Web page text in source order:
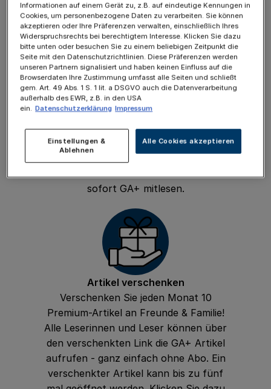
Mitlese-Funktion
Teilen Sie Ihr GA+ Leserecht mit einer
weiteren Person – so machen Sie einer
weiteren Person eine Freude. Einfach
die gewünschte E-Mail Adresse
hinterlegen und die Person erhält
sofortigen GA+ Lesezugriff. Gehen Sie
dazu einfach in den Bereich „Family &
Friends“ in Ihrem Nutzer-Konto. Tragen
Sie die E-Mail-Adresse der Person ein,
Person erhält eine E-Mail und kann
sofort GA+ mitlesen.
Artikel verschenken
Verschenken Sie jeden Monat 10
Premium-Artikel an Freunde & Familie!
Alle Leserinnen und Leser können über
den verschenkten Link die GA+ Artikel
aufrufen - ganz einfach ohne Abo. Ein
verschenkter Artikel kann bis zu fünf
Informationen auf einem Gerät zu, z.B. auf eindeutige Kennungen in
Cookies, um personenbezogene Daten zu verarbeiten. Sie können
akzeptieren oder Ihre Präferenzen verwalten, einschließlich Ihres
Widerspruchsrechts bei berechtigtem Interesse. Klicken Sie dazu
bitte unten oder besuchen Sie zu einem beliebigen Zeitpunkt die
Seite mit den Datenschutzrichtlinien. Diese Präferenzen werden
unseren Partnern signalisiert und haben keinen Einfluss auf die
Browserdaten Ihre Zustimmung umfasst alle Seiten und schließt
gem. Art. 49 Abs. 1 S. 1 lit. a DSGVO auch die Datenverarbeitung
außerhalb des EWR, z.B. in den USA
ein. Datenschutzerklärung Impressum
Einstellungen &
Ablehnen
Alle Cookies akzeptieren